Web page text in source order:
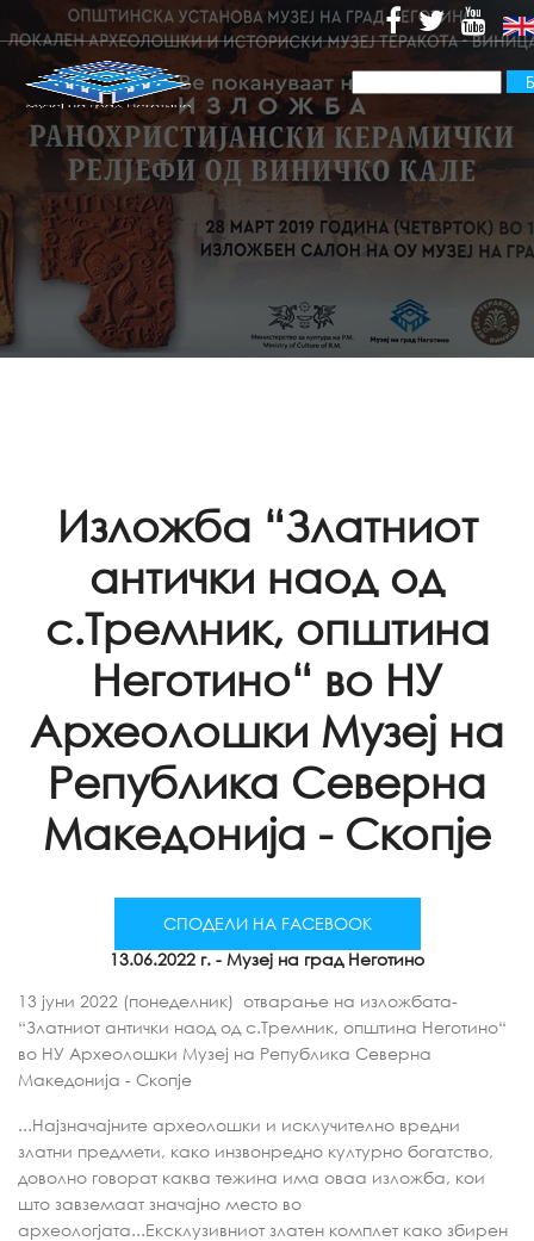
Изложба “Златниот
антички наод од
с.Тремник, општина
Неготино“ во НУ
Археолошки Музеј на
Република Северна
Македонија - Скопје
СПОДЕЛИ НА FACEBOOK
13.06.2022 г. - Музеј на град Неготино
13 јуни 2022 (понеделник) отварање на изложбата-
“Златниот антички наод од с.Тремник, општина Неготино“
во НУ Археолошки Музеј на Република Северна
Македонија - Скопје
...Најзначајните археолошки и исклучително вредни
златни предмети, како инзвонредно културно богатство,
доволно говорат каква тежина има оваа изложба, кои
што завземаат значајно место во
археологјата...Ексклузивниот златен комплет како збирен